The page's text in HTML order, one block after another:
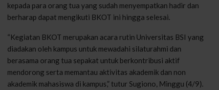
kepada para orang tua yang sudah menyempatkan hadir dan
berharap dapat mengikuti BKOT ini hingga selesai.
“Kegiatan BKOT merupakan acara rutin Universitas BSI yang
diadakan oleh kampus untuk mewadahi silaturahmi dan
berasama orang tua sepakat untuk berkontribusi aktif
mendorong serta memantau aktivitas akademik dan non
akademik mahasiswa di kampus,” tutur Sugiono, Minggu (4/9).